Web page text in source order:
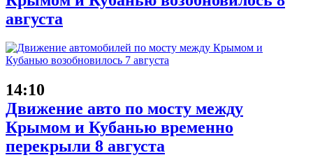
августа
14:10
Движение авто по мосту между
Крымом и Кубанью временно
перекрыли 8 августа